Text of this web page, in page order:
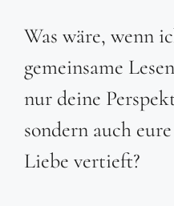
Was wäre, wenn
gemeinsame
nur deine
sondern auch
Liebe vertieft?